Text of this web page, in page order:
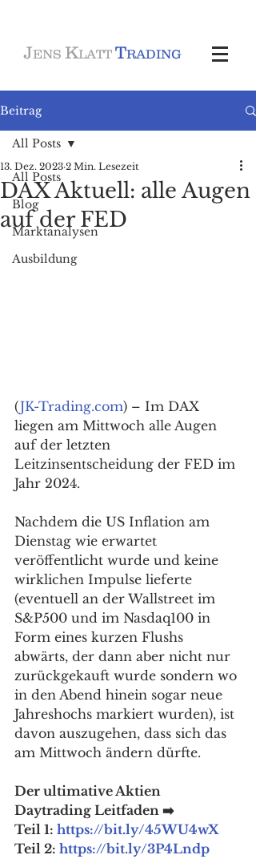
JENS KLATT TRADING
Beitrag
All Posts
Blog
Marktanalysen
Ausbildung
All Posts
DAX Aktuell: alle Augen
auf der FED
13. Dez. 2023 2 Min. Lesezeit
(JK-Trading.com) – Im DAX
liegen am Mittwoch alle Augen
auf der letzten
Leitzinsentscheidung der FED im
Jahr 2024.
Nachdem die US Inflation am
Dienstag wie erwartet
veröffentlicht wurde und keine
wirklichen Impulse lieferte
(eventuell an der Wallstreet im
S&P500 und im Nasdaq100 in
Form eines kurzen Flushs
abwärts, der dann aber nicht nur
zurückgekauft wurde sondern wo
in den Abend hinein sogar neue
Jahreshochs markiert wurden), ist
davon auszugehen, dass sich das
am Mittwoch ändern dürfte.
Der ultimative Aktien
Daytrading Leitfaden ➡️
Teil 1: https://bit.ly/45WU4wX
Teil 2: https://bit.ly/3P4Lndp